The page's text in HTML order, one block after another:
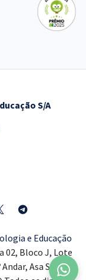
S/A
e Educação
02, Bloco J, Lote
Asa Sul,